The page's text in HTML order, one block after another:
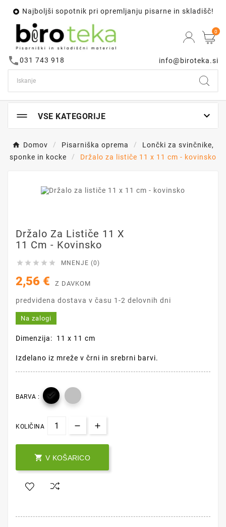
 Najboljši sopotnik pri opremljanju pisarne in skladišč!
0
call031 743 918 info@biroteka.si
VSE KATEGORIJE 
Domov Pisarniška oprema
Lončki za svinčnike,
sponke in kocke
Držalo za lističe 11 x 11 cm - kovinsko
Držalo Za Lističe 11 X
11 Cm - Kovinsko
     MNENJE (0)
2,56 € Z DAVKOM
predvidena dostava v času 1-2 delovnih dni
Na zalogi
Dimenzija: 11 x 11 cm
Izdelano iz mreže v črni in srebrni barvi.
BARVA : 
KOLIČINA
 V KOŠARICO